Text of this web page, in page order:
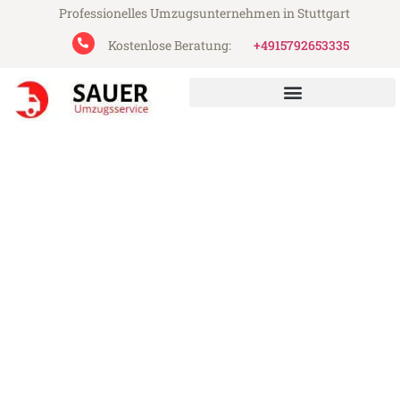
Professionelles Umzugsunternehmen in Stuttgart
Kostenlose Beratung:
+4915792653335